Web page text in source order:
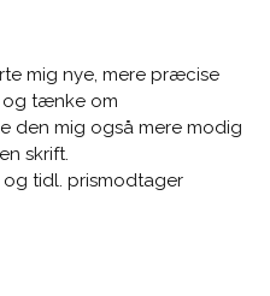
mig nye, mere præcise
og tænke om
den mig også mere modig
skrift.
og tidl. prismodtager